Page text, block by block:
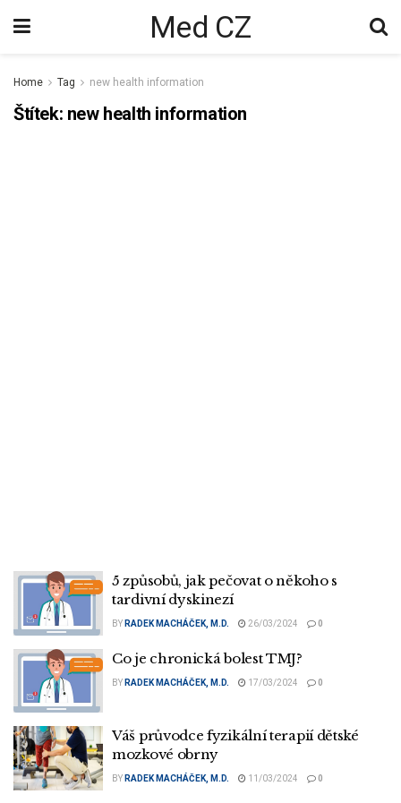
Med CZ
Home Tag new health information
Štítek: new health information
5 způsobů, jak pečovat o někoho s
tardivní dyskinezí
BY RADEK MACHÁČEK, M.D. 26/03/2024 0
Co je chronická bolest TMJ?
BY RADEK MACHÁČEK, M.D. 17/03/2024 0
Váš průvodce fyzikální terapií dětské
mozkové obrny
BY RADEK MACHÁČEK, M.D. 11/03/2024 0